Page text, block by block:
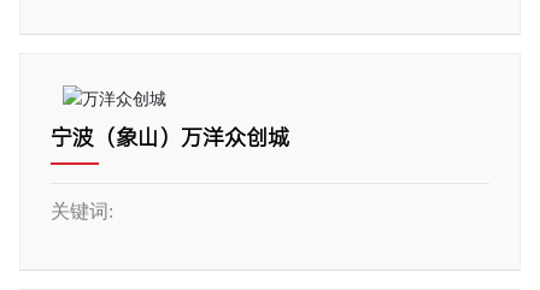
宁波（象山）万洋众创城
关键词: